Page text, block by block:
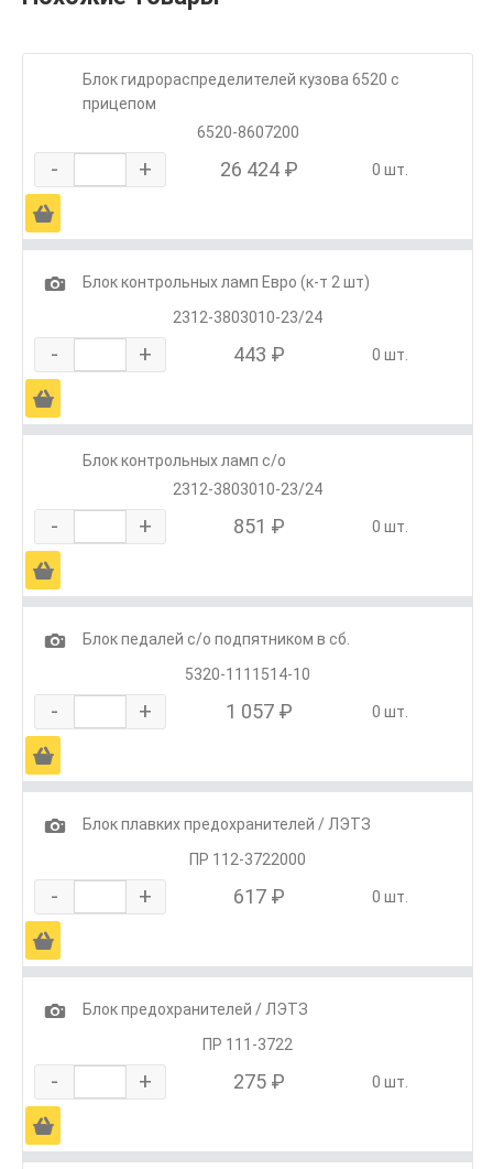
Блок гидрораспределителей кузова 6520 с
прицепом
6520-8607200
- + 26 424 ₽ 0 шт.
Ä
1
Блок контрольных ламп Евро (к-т 2 шт)
2312-3803010-23/24
- + 443 ₽ 0 шт.
Ä
Блок контрольных ламп с/о
2312-3803010-23/24
- + 851 ₽ 0 шт.
Ä
1
Блок педалей с/о подпятником в сб.
5320-1111514-10
- + 1 057 ₽ 0 шт.
Ä
1
Блок плавких предохранителей / ЛЭТЗ
ПР 112-3722000
- + 617 ₽ 0 шт.
Ä
1
Блок предохранителей / ЛЭТЗ
ПР 111-3722
- + 275 ₽ 0 шт.
Ä